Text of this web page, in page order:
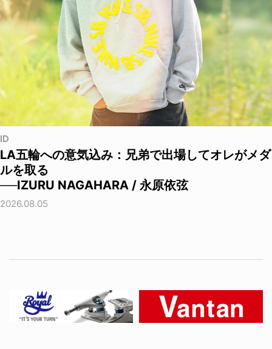
ID
LA五輪への意気込み：兄弟で出場してオレがメダ
ルを取る
──IZURU NAGAHARA / 永原依弦
2026.08.05